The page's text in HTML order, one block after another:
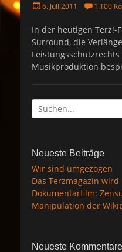
P
s
t
e
d
o
6. Juli 2011 1.100
In der heutigen Terz!-
Surround, die
Musikproduktion
Suche
nach:
Neueste Beiträge
Wir sind umgezogen
Das Terzmagazin
Dokumentarfilm:
Manipulation der
Neueste Kommentare